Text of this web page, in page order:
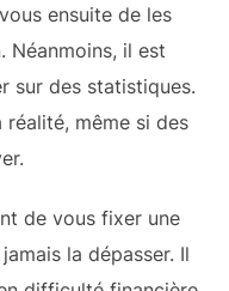
ensuite de les
Néanmoins, il est
sur des statistiques.
même si des
de vous fixer une
la dépasser. Il